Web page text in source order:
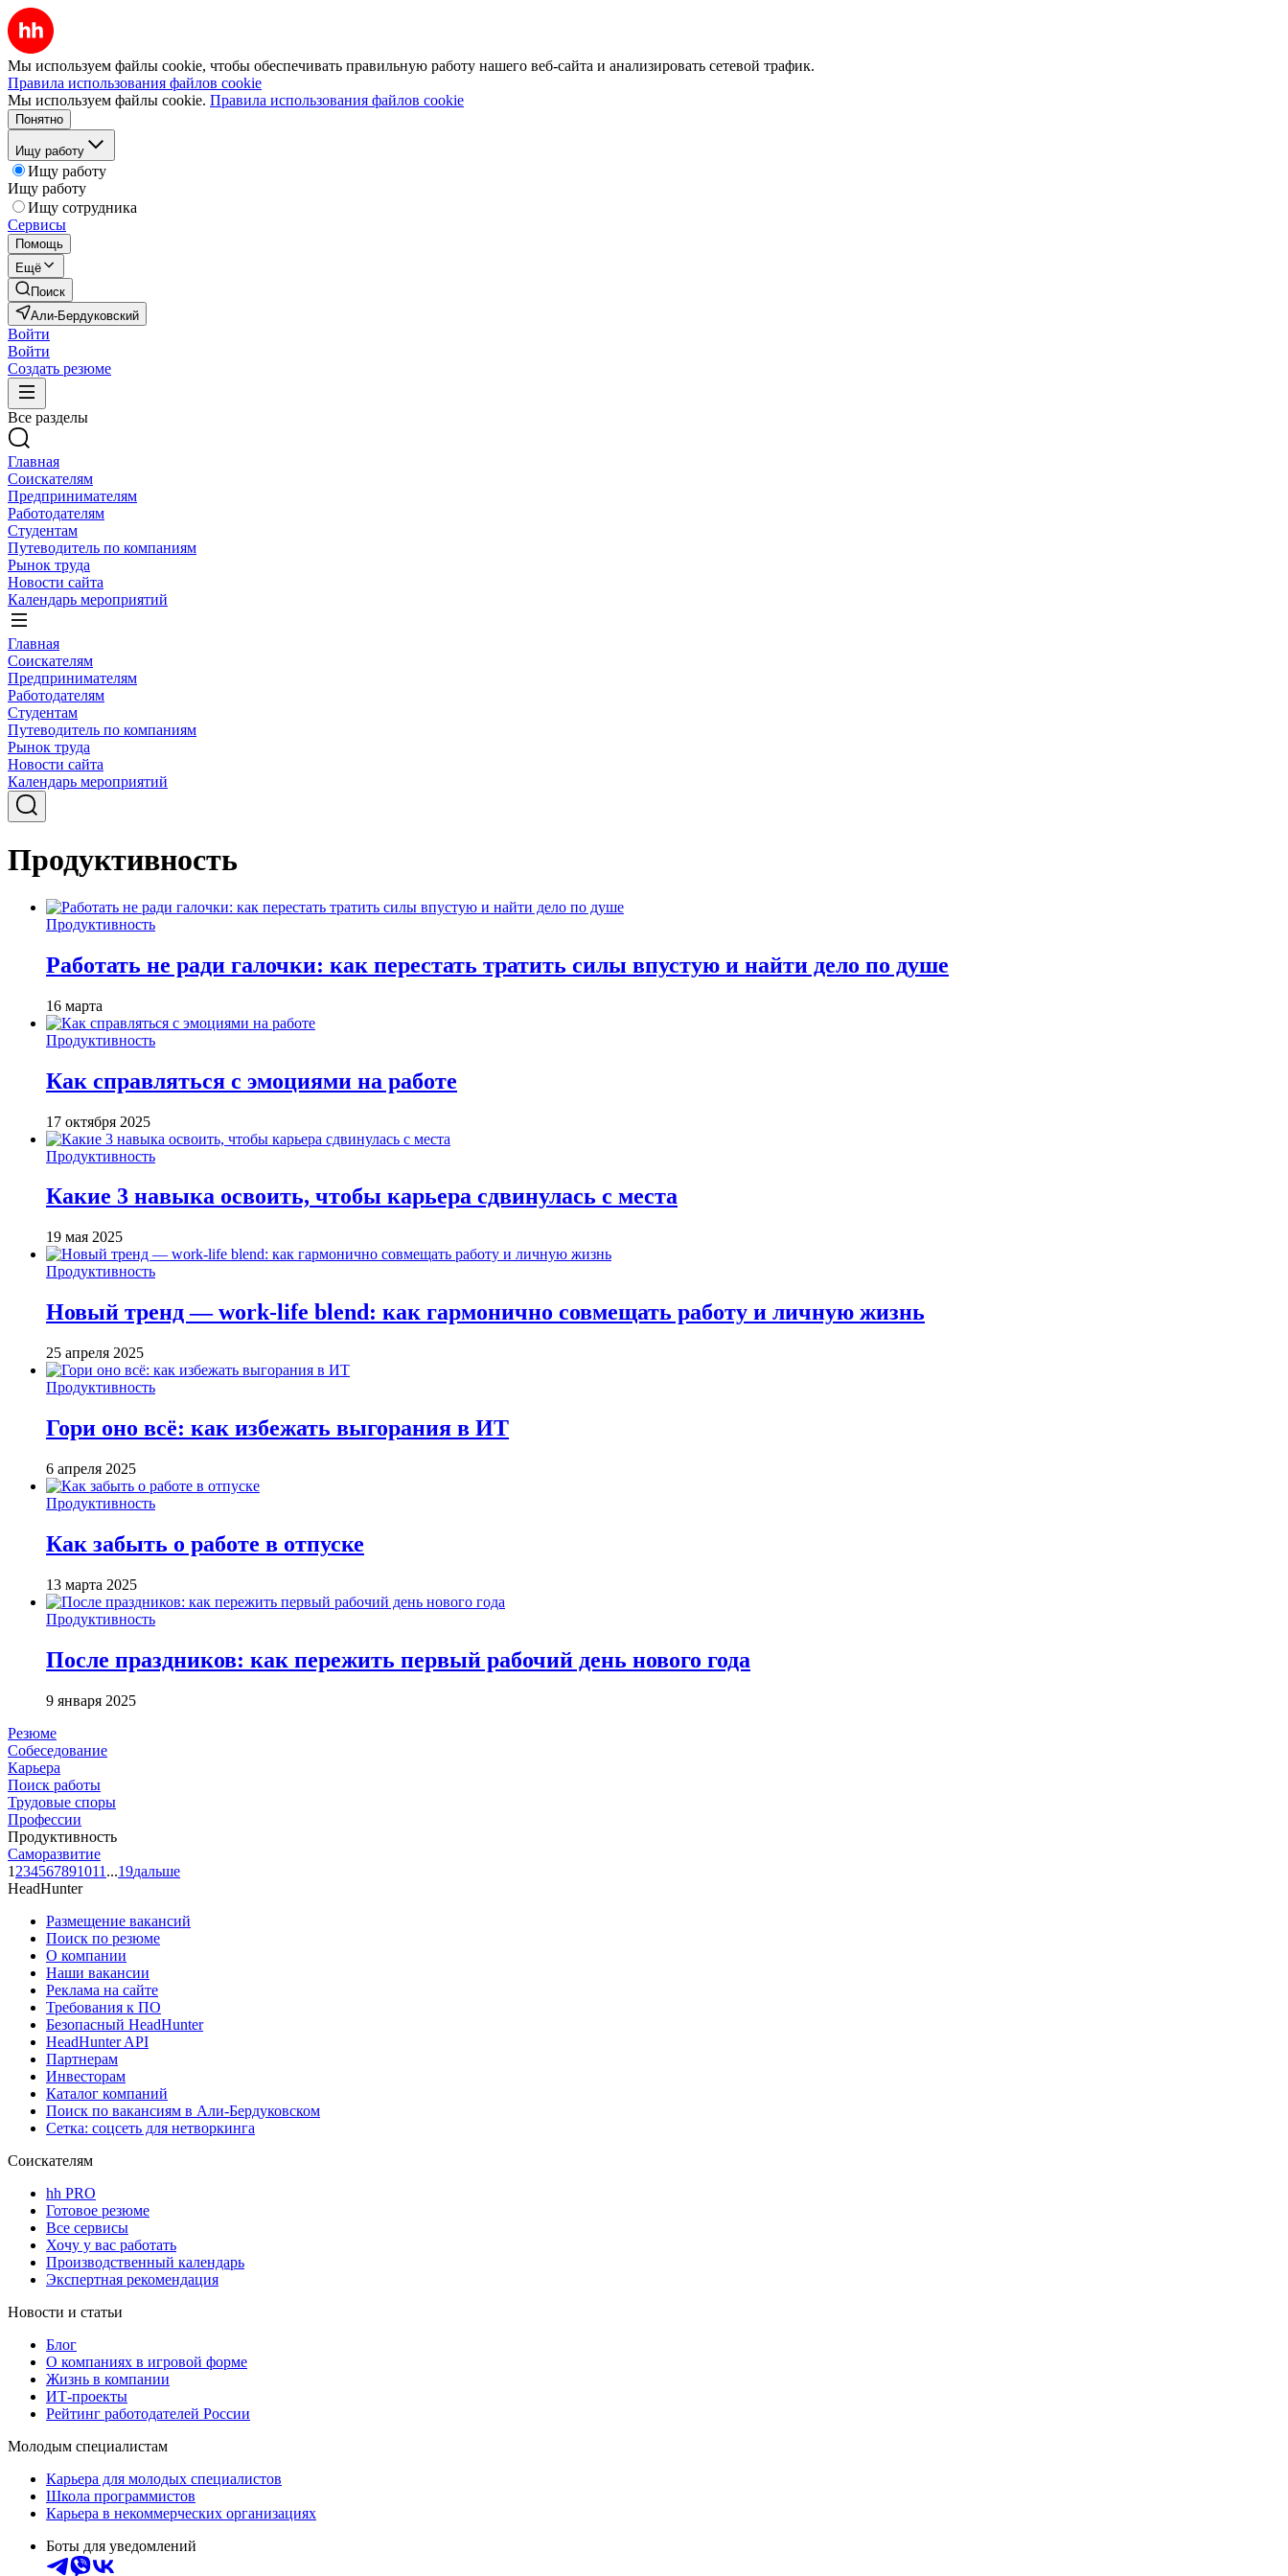
Мы используем файлы cookie, чтобы обеспечивать правильную работу нашего веб-сайта и анализировать сетевой трафик.
Правила использования файлов cookie
Мы используем файлы cookie. Правила использования файлов cookie
Понятно
Ищу работу
Ищу работу
Ищу работу
Ищу сотрудника
Сервисы
Помощь
Ещё
Поиск
Али-Бердуковский
Войти
Войти
Создать резюме
Все разделы
Главная
Соискателям
Предпринимателям
Работодателям
Студентам
Путеводитель по компаниям
Рынок труда
Новости сайта
Календарь мероприятий
Главная
Соискателям
Предпринимателям
Работодателям
Студентам
Путеводитель по компаниям
Рынок труда
Новости сайта
Календарь мероприятий
Продуктивность
Продуктивность
Работать не ради галочки: как перестать тратить силы впустую и найти дело по душе
16 марта
Продуктивность
Как справляться с эмоциями на работе
17 октября 2025
Продуктивность
Какие 3 навыка освоить, чтобы карьера сдвинулась с места
19 мая 2025
Продуктивность
Новый тренд — work-life blend: как гармонично совмещать работу и личную жизнь
25 апреля 2025
Продуктивность
Гори оно всё: как избежать выгорания в ИТ
6 апреля 2025
Продуктивность
Как забыть о работе в отпуске
13 марта 2025
Продуктивность
После праздников: как пережить первый рабочий день нового года
9 января 2025
Резюме
Собеседование
Карьера
Поиск работы
Трудовые споры
Профессии
Продуктивность
Саморазвитие
1 234567891011 ...19дальше
HeadHunter
Размещение вакансий
Поиск по резюме
О компании
Наши вакансии
Реклама на сайте
Требования к ПО
Безопасный HeadHunter
HeadHunter API
Партнерам
Инвесторам
Каталог компаний
Поиск по вакансиям в Али-Бердуковском
Сетка: соцсеть для нетворкинга
Соискателям
hh PRO
Готовое резюме
Все сервисы
Хочу у вас работать
Производственный календарь
Экспертная рекомендация
Новости и статьи
Блог
О компаниях в игровой форме
Жизнь в компании
ИТ-проекты
Рейтинг работодателей России
Молодым специалистам
Карьера для молодых специалистов
Школа программистов
Карьера в некоммерческих организациях
Боты для уведомлений